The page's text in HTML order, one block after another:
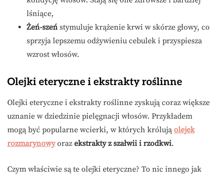
lśniące,
Żeń-szeń stymuluje krążenie krwi w skórze głowy, co
sprzyja lepszemu odżywieniu cebulek i przyspiesza
wzrost włosów.
Olejki eteryczne i ekstrakty roślinne
Olejki eteryczne i ekstrakty roślinne zyskują coraz większe
uznanie w dziedzinie pielęgnacji włosów. Przykładem
mogą być popularne wcierki, w których królują olejek
rozmarynowyoraz ekstrakty z szałwii i rzodkwi.
Czym właściwie są te olejki eteryczne? To nic innego jak